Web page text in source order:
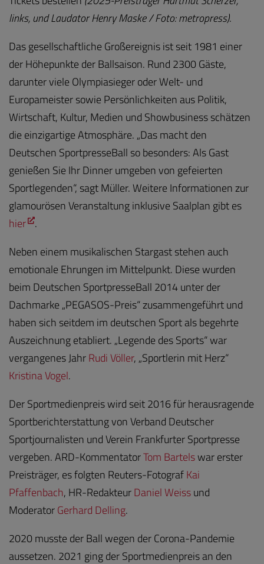
links, und Laudator Henry Maske / Foto: metropress).
Das gesellschaftliche Großereignis ist seit 1981 einer
der Höhepunkte der Ballsaison. Rund 2300 Gäste,
darunter viele Olympiasieger oder Welt- und
Europameister sowie Persönlichkeiten aus Politik,
Wirtschaft, Kultur, Medien und Showbusiness schätzen
die einzigartige Atmosphäre. „Das macht den
Deutschen SportpresseBall so besonders: Als Gast
genießen Sie Ihr Dinner umgeben von gefeierten
Sportlegenden“, sagt Müller. Weitere Informationen zur
glamourösen Veranstaltung inklusive Saalplan gibt es
hier .
Neben einem musikalischen Stargast stehen auch
emotionale Ehrungen im Mittelpunkt. Diese wurden
beim Deutschen SportpresseBall 2014 unter der
Dachmarke „PEGASOS-Preis“ zusammengeführt und
haben sich seitdem im deutschen Sport als begehrte
Auszeichnung etabliert. „Legende des Sports“ war
vergangenes JahrRudi Völler, „Sportlerin mit Herz“
Kristina Vogel.
Der Sportmedienpreis wird seit 2016 für herausragende
Sportberichterstattung von Verband Deutscher
Sportjournalisten und Verein Frankfurter Sportpresse
vergeben. ARD-KommentatorTom Bartelswar erster
Preisträger, es folgten Reuters-FotografKai
Pfaffenbach, HR-RedakteurDaniel Weissund
ModeratorGerhard Delling.
2020 musste der Ball wegen der Corona-Pandemie
aussetzen. 2021 ging der Sportmedienpreis an den